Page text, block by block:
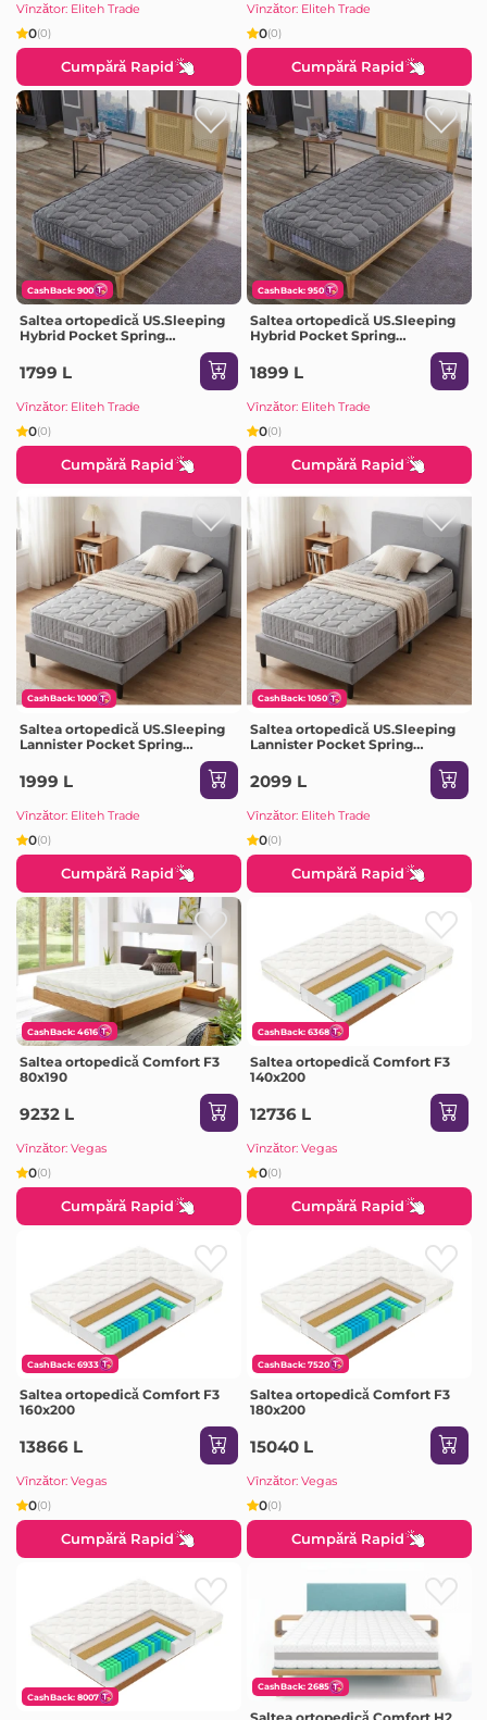
Vînzător: Eliteh Trade
0(0)
Cumpără Rapid
Vînzător: Eliteh Trade
0(0)
Cumpără Rapid
CashBack: 900
Saltea ortopedică US.Sleeping
Hybrid Pocket Spring
1799 L
Vînzător: Eliteh Trade
0(0)
Cumpără Rapid
CashBack: 950
Saltea ortopedică US.Sleeping
Hybrid Pocket Spring
1899 L
Vînzător: Eliteh Trade
0(0)
Cumpără Rapid
CashBack: 1000
Saltea ortopedică US.Sleeping
Lannister Pocket Spring
1999 L
Vînzător: Eliteh Trade
0(0)
Cumpără Rapid
CashBack: 1050
Saltea ortopedică US.Sleeping
Lannister Pocket Spring
2099 L
Vînzător: Eliteh Trade
0(0)
Cumpără Rapid
CashBack: 4616
Saltea ortopedică Comfort F3
80x190
9232 L
Vînzător: Vegas
0(0)
Cumpără Rapid
CashBack: 6368
Saltea ortopedică Comfort F3
140x200
12736 L
Vînzător: Vegas
0(0)
Cumpără Rapid
CashBack: 6933
Saltea ortopedică Comfort F3
160x200
13866 L
Vînzător: Vegas
0(0)
Cumpără Rapid
CashBack: 7520
Saltea ortopedică Comfort F3
180x200
15040 L
Vînzător: Vegas
0(0)
Cumpără Rapid
CashBack: 8007
CashBack: 2685